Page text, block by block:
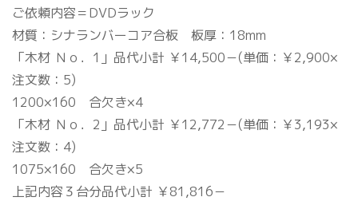
ご依頼内容＝DVDラック
材質：シナランバーコア合板 板厚：18mm
「木材 Ｎｏ．1」品代小計 ￥14,500－(単価：￥2,900×
注文数：5)
1200×160 合欠き×4
「木材 Ｎｏ．2」品代小計 ￥12,772－(単価：￥3,193×
注文数：4)
1075×160 合欠き×5
上記内容３台分品代小計 ￥81,816－